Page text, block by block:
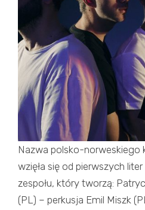
Nazwa polsko-norweskiego
wzięła się od pierwszych
zespołu, który tworzą:
(PL) – perkusja Emil Miszk